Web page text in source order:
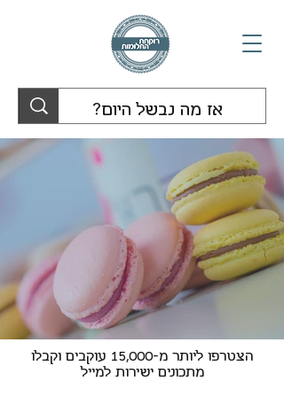
הצטרפו ליותר מ-15,000 עוקבים וקבלו
מתכונים ישירות למייל